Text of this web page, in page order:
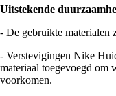
Uitstekende
- De gebruikte materialen
- Verstevigingen Nike
materiaal toegevoegd om
voorkomen.